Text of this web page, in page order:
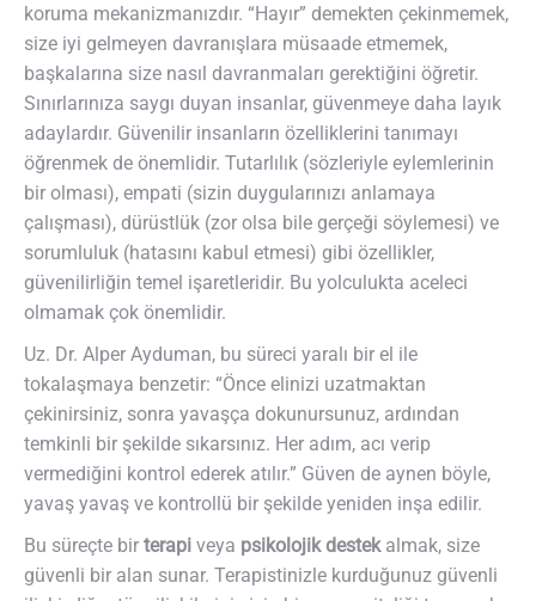
koruma mekanizmanızdır. “Hayır” demekten çekinmemek,
size iyi gelmeyen davranışlara müsaade etmemek,
başkalarına size nasıl davranmaları gerektiğini öğretir.
Sınırlarınıza saygı duyan insanlar, güvenmeye daha layık
adaylardır. Güvenilir insanların özelliklerini tanımayı
öğrenmek de önemlidir. Tutarlılık (sözleriyle eylemlerinin
bir olması), empati (sizin duygularınızı anlamaya
çalışması), dürüstlük (zor olsa bile gerçeği söylemesi) ve
sorumluluk (hatasını kabul etmesi) gibi özellikler,
güvenilirliğin temel işaretleridir. Bu yolculukta aceleci
olmamak çok önemlidir.
Uz. Dr. Alper Ayduman, bu süreci yaralı bir el ile
tokalaşmaya benzetir: “Önce elinizi uzatmaktan
çekinirsiniz, sonra yavaşça dokunursunuz, ardından
temkinli bir şekilde sıkarsınız. Her adım, acı verip
vermediğini kontrol ederek atılır.” Güven de aynen böyle,
yavaş yavaş ve kontrollü bir şekilde yeniden inşa edilir.
Bu süreçte bir terapi veya psikolojik destekalmak, size
güvenli bir alan sunar. Terapistinizle kurduğunuz güvenli